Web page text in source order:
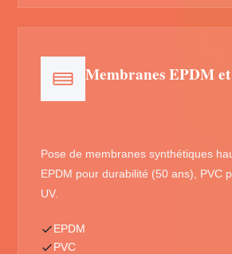
Membranes EPDM
Pose de membranes synthétiques
EPDM pour durabilité (50 ans), PVC
UV.
EPDM
PVC